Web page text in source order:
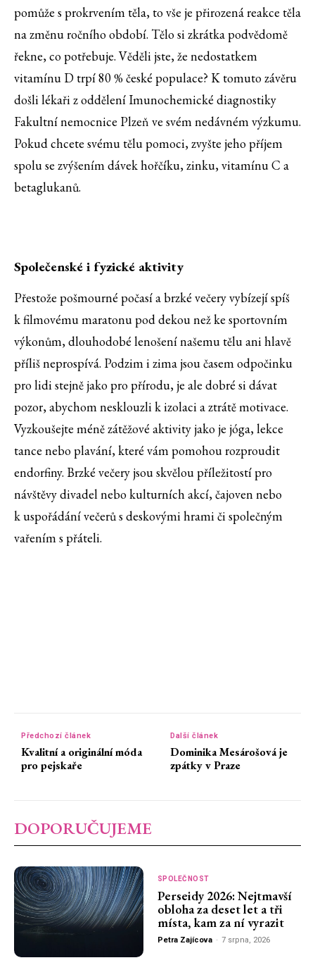
pomůže s prokrvením těla, to vše je přirozená reakce těla
na změnu ročního období. Tělo si zkrátka podvědomě
řekne, co potřebuje. Věděli jste, že nedostatkem
vitamínu D trpí 80 % české populace? K tomuto závěru
došli lékaři z oddělení Imunochemické diagnostiky
Fakultní nemocnice Plzeň ve svém nedávném výzkumu.
Pokud chcete svému tělu pomoci, zvyšte jeho příjem
spolu se zvýšením dávek hořčíku, zinku, vitamínu C a
betaglukanů.
Společenské i fyzické aktivity
Přestože pošmourné počasí a brzké večery vybízejí spíš
k filmovému maratonu pod dekou než ke sportovním
výkonům, dlouhodobé lenošení našemu tělu ani hlavě
příliš neprospívá. Podzim i zima jsou časem odpočinku
pro lidi stejně jako pro přírodu, je ale dobré si dávat
pozor, abychom nesklouzli k izolaci a ztrátě motivace.
Vyzkoušejte méně zátěžové aktivity jako je jóga, lekce
tance nebo plavání, které vám pomohou rozproudit
endorfiny. Brzké večery jsou skvělou příležitostí pro
návštěvy divadel nebo kulturních akcí, čajoven nebo
k uspořádání večerů s deskovými hrami či společným
vařením s přáteli.
Předchozí článek
Kvalitní a originální móda
pro pejskaře
Další článek
Dominika Mesárošová je
zpátky v Praze
DOPORUČUJEME
SPOLEČNOST
Perseidy 2026: Nejtmavší
obloha za deset let a tři
místa, kam za ní vyrazit
Petra Zajícova - 7 srpna, 2026